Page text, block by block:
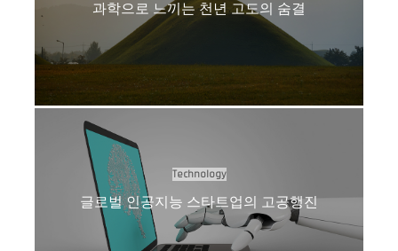
과학으로 느끼는 천년 고도의 숨결
Technology
글로벌 인공지능 스타트업의 고공행진